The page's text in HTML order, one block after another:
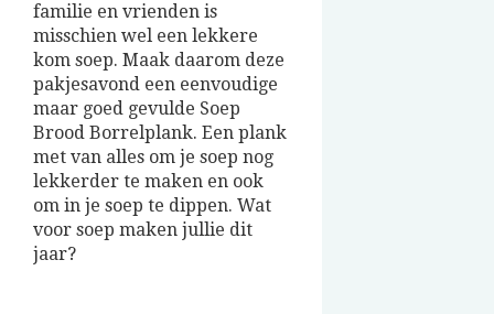
familie en vrienden is
misschien wel een lekkere
kom soep. Maak daarom deze
pakjesavond een eenvoudige
maar goed gevulde Soep
Brood Borrelplank. Een plank
met van alles om je soep nog
lekkerder te maken en ook
om in je soep te dippen. Wat
voor soep maken jullie dit
jaar?